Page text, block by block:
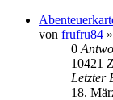
von frufru84 »
0
10421
Letzter
18.